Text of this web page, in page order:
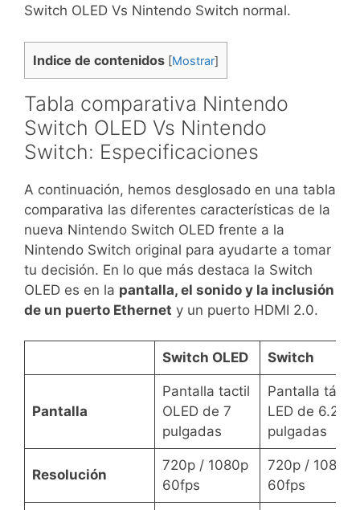
Switch OLED Vs Nintendo Switch normal.
Indice de contenidos [Mostrar]
Tabla comparativa Nintendo
Switch OLED Vs Nintendo
Switch: Especificaciones
A continuación, hemos desglosado en una tabla
comparativa las diferentes características de la
nueva Nintendo Switch OLED frente a la
Nintendo Switch original para ayudarte a tomar
tu decisión. En lo que más destaca la Switch
OLED es en la pantalla, el sonido y la inclusión
de un puerto Ethernet y un puerto HDMI 2.0.
Switch OLED Switch
Pantalla
Pantalla tactil
OLED de 7
pulgadas
Pantalla táctil
LED de 6.2
pulgadas
Resolución
720p / 1080p
60fps
720p / 1080p
60fps